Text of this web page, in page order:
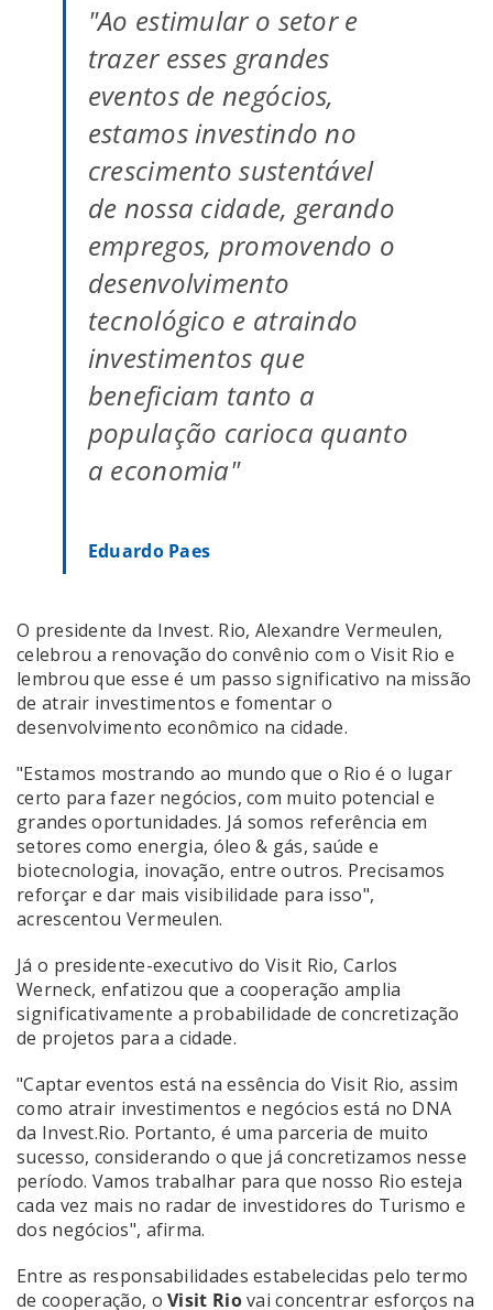
"Ao estimular o setor e
trazer esses grandes
eventos de negócios,
estamos investindo no
crescimento sustentável
de nossa cidade, gerando
empregos, promovendo o
desenvolvimento
tecnológico e atraindo
investimentos que
beneficiam tanto a
população carioca quanto
a economia"
Eduardo Paes
O presidente da Invest. Rio, Alexandre Vermeulen,
celebrou a renovação do convênio com o Visit Rio e
lembrou que esse é um passo significativo na missão
de atrair investimentos e fomentar o
desenvolvimento econômico na cidade.
"Estamos mostrando ao mundo que o Rio é o lugar
certo para fazer negócios, com muito potencial e
grandes oportunidades. Já somos referência em
setores como energia, óleo & gás, saúde e
biotecnologia, inovação, entre outros. Precisamos
reforçar e dar mais visibilidade para isso",
acrescentou Vermeulen.
Já o presidente-executivo do Visit Rio, Carlos
Werneck, enfatizou que a cooperação amplia
significativamente a probabilidade de concretização
de projetos para a cidade.
"Captar eventos está na essência do Visit Rio, assim
como atrair investimentos e negócios está no DNA
da Invest.Rio. Portanto, é uma parceria de muito
sucesso, considerando o que já concretizamos nesse
período. Vamos trabalhar para que nosso Rio esteja
cada vez mais no radar de investidores do Turismo e
dos negócios", afirma.
Entre as responsabilidades estabelecidas pelo termo
de cooperação, oVisit Riovai concentrar esforços na